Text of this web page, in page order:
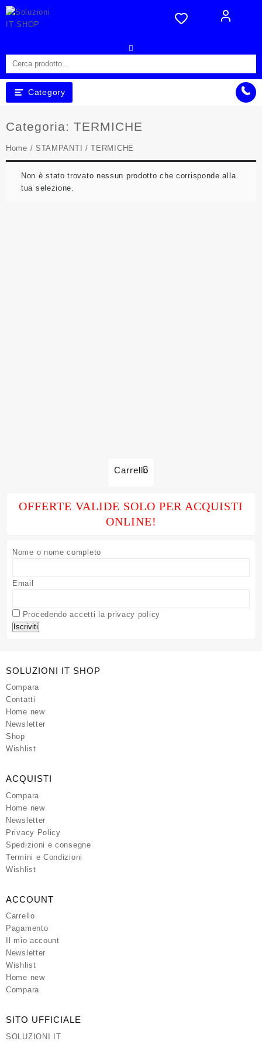
Skip
to
Category
Categoria: TERMICHE
Home / STAMPANTI / TERMICHE
Non è stato trovato nessun prodotto che corrisponde alla
tua selezione.
Carrello
OFFERTE VALIDE SOLO PER ACQUISTI
ONLINE!
Nome o nome completo
Email
Procedendo accetti la privacy policy
SOLUZIONI IT SHOP
Compara
Contatti
Home new
Newsletter
Shop
Wishlist
ACQUISTI
Compara
Home new
Newsletter
Privacy Policy
Spedizioni e consegne
Termini e Condizioni
Wishlist
ACCOUNT
Carrello
Pagamento
Il mio account
Newsletter
Wishlist
Home new
Compara
SITO UFFICIALE
SOLUZIONI IT